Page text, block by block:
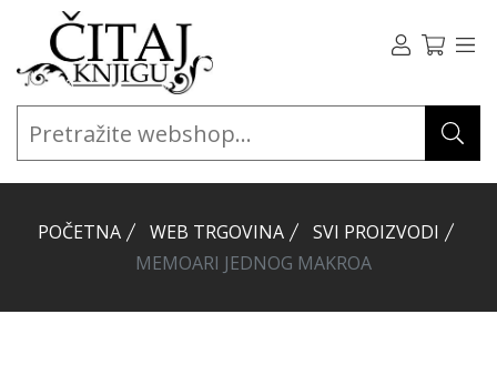
POČETNA WEB TRGOVINA
SVI PROIZVODI
MEMOARI JEDNOG MAKROA